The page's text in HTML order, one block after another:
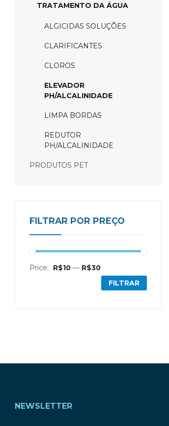
TRATAMENTO DA ÁGUA
ALGICIDAS SOLUÇÕES
CLARIFICANTES
CLOROS
ELEVADOR
PH/ALCALINIDADE
LIMPA BORDAS
REDUTOR
PH/ALCALINIDADE
PRODUTOS PET
FILTRAR POR PREÇO
Price: R$10 — R$30
FILTRAR
NEWSLETTER